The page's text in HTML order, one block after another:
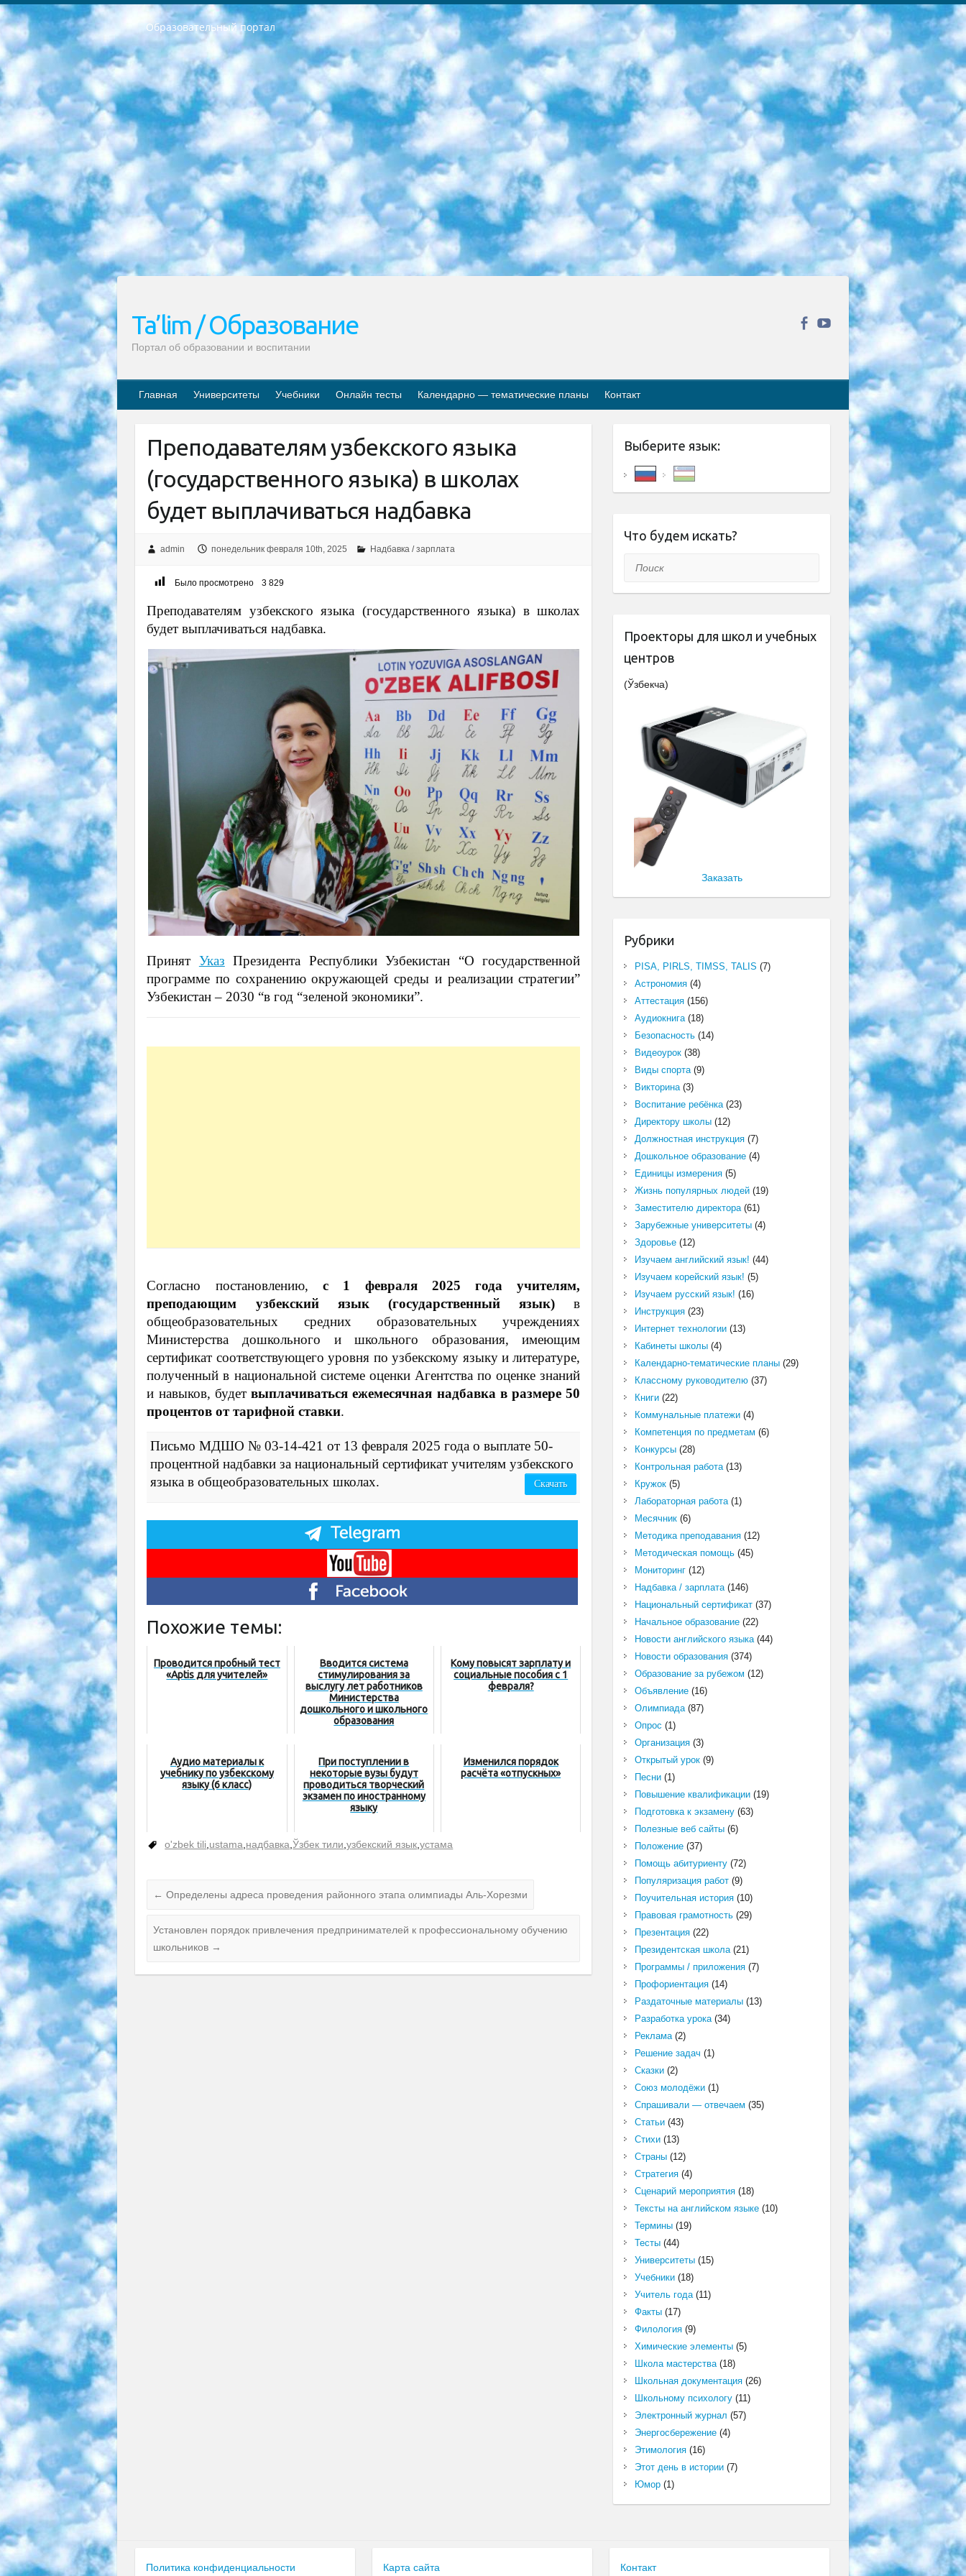
Образовательный портал
РЕСПУБЛИКА УЗБЕКИСТАН МИНИСТРЕРСТВО ДОШКОЛЬНОГО И ШКОЛЬНОГО ОБРАЗОВАНИЯ КОМАНДА в общеобразовательных учреждениях в 2023-2024 учебном году организация и проведение итоговой государственной аттестации обучающихся о Министра дошкольного и школьного образования Республики Узбекистан от 4 марта 2008 года (постановлением Минюста от 20 марта 2008 года № 1778 государственной регистрации) «Итоговое состояние учащихся общего среднего образования на основании положения об утверждении положения об аттестации общего среднего образования выпускной экзамен студентов в образовательных учреждениях в 2023-2024 учебном году В целях организации и прохождения аттестации приказываю: 1. Следующее: перечень предметов, по которым будет проводиться итоговая государственная аттестация и экзамен формы перевода согласно приложению 1; сертификаты международного образца, оценивающие уровень владения иностранными языками перечень согласно приложению 2; 2. Педагогический при специализированных образовательных учреждениях. научно-практический центр квалификации и международной оценки (Д.Давидова) 2024 г. До 25 марта: задания по предметам, по которым будет проводиться итоговая аттестация разработка и утверждение технических условий; итоговая аттестация на основании разработанного предметного задания разработка вопросов по предметам (устно и письменно), экзамен передача; общеобразовательные средние школы и специальные учебные заведения учащиеся выпускных классов школ и интернатов в агентской системе подготовка базы данных экзаменационных материалов и критериев оценки; перевод базы экзаменационных материалов на все языки обучения подать в Республиканский образовательный центр для изготовления; варианты экзаменов на основе разработанных контрольных материалов пусть будут поставлены задачи формирования. 3. Республиканский образовательный центр (Ш.Худайкулов) до 5 апреля 2024 года. до: база данных предоставленных экзаменационных материалов на все языки обучения перевод и экспертиза; для слепых, слабовидящих, глухих, слабослышащих и умственно отсталых детей учащиеся выпускных классов специализированных школ и школ-интернатов база данных экзаменационных материалов на всех преподаваемых языках подготовка критериев оценки; специализированные школы для умственно отсталых детей и технологии для учащихся выпускных классов школ-интернатов разработка соответствующих рекомендаций и критериев проведения ЕГЭ по естествознанию давать задания. 4. Педагогический при специализированных образовательных учреждениях. Научно-практический центр навыков и международной оценки (Д.Давидова), Республика образовательный центр (Худайкулов Ш.) итоговый государственный аттестационный экзамен ориентирован на творческое и логическое мышление при подготовке базы материалов учитывать введение заданий. 5. Следует отметить, что: сертификат государственного образца о знании общеобразовательного предмета и как минимум национальный уровень B1 по предметам на иностранных языках, указанным в Приложении 2. или международно признанный сертификат эквивалентного уровня студенты, изучающие определенный предмет, освобождаются от экзамена; по соответствующим предметам запланирована итоговая государственная аттестация за день до дня, путем жеребьевки Рабочей группой (в письменной форме по предметам, проводимым в форме) из числа сформированных вариантов выбрано 2 варианта; 2 выбранных варианта экзамена анонсированы на официальном сайте министерства и все выпускники по всей стране на основе этих вариантов проводит итоговую государственную аттестацию. 6. Государственное образование учащихся средних общеобразовательных учреждений. знания в соответствии с квалификационными требованиями, которые необходимо приобрести на основании стандартов итоговый (выпускной) контроль для 9 и 11 классов в целях тестирования Экзамены (далее – экзамены) состоят из предметов, перечисленных в приложении 1. будет сделано. 7. Экзамены пройдут с 26 мая по 15 июня 2024 г. (кроме науки физического воспитания). 8. Физическая для учащихся 9 классов общесредних образовательных учреждений. Экзамены по предмету «Образование, квалификация медицина» 1-6 мая 2024 года. сотрудники перевести под присмотр (с отклонениями в физическом или умственном развитии) специализированная школа для детей, школы-интернаты и со сколиозом школы-интернаты санаторного типа для больных детей исключены). 9. Он был слепым, слабовидящим и имел нарушения опорно-двигательного аппарата. экзамены в специализированных школах и интернатах для детей должны проводиться исходя из требований, предъявляемых к общеобразовательным учреждениям (физкультура кроме науки). 10. Специализированная школа для глухих и слабослышащих детей. и экзамены в интернатах и быть реализован в виде письменного теста по математике. 11. Специальность для умственно отсталых детей. Для 9 класса Родной язык и литературное письмо Государственный язык (язык обучения – узбекский). для неклассов) написано Математическое письмо Письменная/устная история Узбекистана Физическое воспитание практично Итоговый контроль Для 11 класса Написание родного языка и литературы (эссе) Математическое письмо Узбекский язык (обучение на узбекском языке) не посещающее общее среднее образование для учреждений)/Образовательное учреждение выбор письменный и устный Иностранный язык письменный/устный Письменная/устная история Узбекистана *По выбору студента:  Химия  Физика  Основы государственного права  География 10 бесплатных образовательных ресурсов - Мы составили подборку онлайн-проектов с интерактивными упражнениями, видеолекциями и статьями. Они помогут вам обрести новые и освежить старые знания бесплатно. 1. «ИНТУИТ» Старейшая образовательная площадка Рунета. Здесь вы найдёте сотни текстовых и видеокурсов на десятки различных тем — от программирования до психологии. Многие курсы подготовлены российскими университетами и крупными международными компаниями вроде Intel и Microsoft. Самостоятельное обучение бесплатное, но желающие могут оплатить услуги персональных наставников. 2. «Смартия» знакомит с актуальными профессиями и подсказывает, как им обучаться. Выбрав заинтересовавшую вас специальность — SMM-специалист, фотограф, веб-дизайнер или другую, — увидите список необходимых для неё умений. Чтобы вы могли освоить их самостоятельно, для каждого умения площадка отображает подборку ссылок на учебные материалы. Хотя «Смартия» ориентируется на русскоязычную аудиторию, часть контента всё же доступна только на английском. 3. «Лекторий Физтеха» Проект Московского физико-технического института (Физтеха). С его помощью вы можете смотреть онлайн серии лекций, записанные на видео в этом вузе. В числе доступных предметов — физика, биология, химия, информационные технологии и другие. К некоторым лекциям администрация ресурса прилагает готовые конспекты, которые можно скачивать в PDF-формате. 4. ITMOcourses Онлайн-площадка Санкт-Петербургского национального исследовательского университета информационных технологий, механики и оптики (ИТМО). Ресурс предоставляет свободный доступ к курсам, разработанным в этом вузе. Каталог материалов разбит на четыре категории: «Оптические системы и технологии», «Приборостроение и робототехника», «Информационные технологии» и «Биотехнологии». Курсы состоят из видеолекций, интерактивных демонстраций и заданий. 5. «КиберЛенинка» Электронная научная библиотека открытого доступа. Каталог площадки регулярно обрастает текстами статей из различных научных изданий. Сгруппированные по журналам и рубрикам публикации можно читать онлайн или скачивать целиком в PDF-формате. Проект нацелен на популяризацию науки за счёт открытого доступа к качественной информации. 6. «ПостНаука» На этом ресурсе публикуют подборки видеолекций, составленные экспертами из разных отраслей и объединённые общими темами. Среди них, к примеру, есть серии «Биоинформатика и геномика», «Культура средневековой Скандинавии» и Cinema Studies о теории кино. Каждая подборка лекций — логически связанная история, рассказанная экспертом от первого лица. Кроме того, на сайте появляются научно-образовательные статьи и тесты на разные темы. 7. «Newочём» Команда проекта «Newочём» отбирает самые интересные тексты из англоязычных СМИ и переводит те из них, за которые голосуют участники сообщества «ВКонтакте». По большей части это научно-популярные статьи. Редакторы придумывают лишь заголовки, в остальном содержание переводов соответствует оригиналам. Полные тексты можно читать прямо в социальной сети. 8. InternetUrok Онлайн-база материалов по основным дисциплинам школьной программы. Информация на сайте структурирована по классам, предметам и темам (урокам). Каждый урок состоит из видеолекций и конспектов. Есть также интерактивные тренажёры и тесты для закрепления пройденного материала. Даже если вы давно окончили школу, возможность повторить программу старших классов всегда может пригодиться. 9. Edutainme Ещё один ресурс об образовании. В отличие от Newtonew, как мне кажется, Edutainme больше ориентируется на представителей индустрии: педагогов, предпринимателей, разработчиков образовательных проектов. Но и любой, кто просто стремится к саморазвитию, найдёт на сайте много полезного и интересного для себя. Например, информацию о новых курсах и образовательных сервисах. 10. Newtonew Онлайн-медиа об образовании и обучении в широком смысле. Авторы Newtonew пишут об инструментах, заведениях, тактиках и стратегиях, которые помогают учить других и получать новые знания самостоятельно. На этой площадке вы найдёте новости, обзоры, аналитические мат
Ta’lim / Образование
Портал об образовании и воспитании
Главная Университеты Учебники Онлайн тесты Календарно — тематические планы Контакт
Преподавателям узбекского языка
(государственного языка) в школах
будет выплачиваться надбавка
admin понедельник февраля 10th, 2025 Надбавка / зарплата
Было просмотрено 3 829
Преподавателям узбекского языка (государственного языка) в школах
будет выплачиваться надбавка.
Принят Указ Президента Республики Узбекистан “О государственной
программе по сохранению окружающей среды и реализации стратегии”
Узбекистан – 2030 “в год “зеленой экономики”.
Согласно постановлению, с 1 февраля 2025 года учителям,
преподающим узбекский язык (государственный язык) в
общеобразовательных средних образовательных учреждениях
Министерства дошкольного и школьного образования, имеющим
сертификат соответствующего уровня по узбекскому языку и литературе,
полученный в национальной системе оценки Агентства по оценке знаний
и навыков, будетвыплачиваться ежемесячная надбавка в размере 50
процентов от тарифной ставки.
Письмо МДШО № 03-14-421 от 13 февраля 2025 года о выплате 50-
процентной надбавки за национальный сертификат учителям узбекского
языка в общеобразовательных школах.
Скачать
Похожие темы:
Проводится пробный тест
«Aptis для учителей»
Вводится система
стимулирования за
выслугу лет работников
Министерства
дошкольного и школьного
образования
Кому повысят зарплату и
социальные пособия с 1
февраля?
Аудио материалы к
учебнику по узбекскому
языку (6 класс)
При поступлении в
некоторые вузы будут
проводиться творческий
экзамен по иностранному
языку
Изменился порядок
расчёта «отпускных»
o'zbek tili ustama надбавка ,Ўзбек тили ,узбекский язык ,устама
← Определены адреса проведения районного этапа олимпиады Аль-Хорезми
Установлен порядок привлечения предпринимателей к профессиональному обучению
школьников →
Выберите язык:
Что будем искать?
Поиск
Проекторы для школ и учебных
центров
(Ўзбекча)
Заказать
Рубрики
PISA, PIRLS, TIMSS, TALIS (7)
Астрономия(4)
Аттестация(156)
Аудиокнига(18)
Безопасность(14)
Видеоурок(38)
Виды спорта(9)
Викторина(3)
Воспитание ребёнка(23)
Директору школы(12)
Должностная инструкция(7)
Дошкольное образование(4)
Единицы измерения(5)
Жизнь популярных людей(19)
Заместителю директора(61)
Зарубежные университеты(4)
Здоровье(12)
Изучаем английский язык! (44)
Изучаем корейский язык! (5)
Изучаем русский язык! (16)
Инструкция(23)
Интернет технологии(13)
Кабинеты школы(4)
Календарно-тематические планы(29)
Классному руководителю(37)
Книги(22)
Коммунальные платежи(4)
Компетенция по предметам (6)
Конкурсы(28)
Контрольная работа(13)
Кружок(5)
Лабораторная работа(1)
Месячник(6)
Методика преподавания(12)
Методическая помощь(45)
Мониторинг(12)
Надбавка / зарплата(146)
Национальный сертификат(37)
Начальное образование(22)
Новости английского языка(44)
Новости образования(374)
Образование за рубежом (12)
Объявление(16)
Олимпиада(87)
Опрос (1)
Организация(3)
Открытый урок(9)
Песни(1)
Повышение квалификации(19)
Подготовка к экзамену(63)
Полезные веб сайты(6)
Положение(37)
Помощь абитуриенту(72)
Популяризация работ(9)
Поучительная история(10)
Правовая грамотность(29)
Презентация(22)
Президентская школа(21)
Программы / приложения(7)
Профориентация(14)
Раздаточные материалы(13)
Разработка урока(34)
Реклама(2)
Решение задач (1)
Сказки(2)
Союз молодёжи(1)
Спрашивали — отвечаем (35)
Статьи(43)
Стихи(13)
Страны(12)
Стратегия(4)
Сценарий мероприятия(18)
Тексты на английском языке(10)
Термины(19)
Тесты(44)
Университеты(15)
Учебники(18)
Учитель года(11)
Факты(17)
Филология(9)
Химические элементы(5)
Школа мастерства(18)
Школьная документация(26)
Школьному психологу(11)
Электронный журнал (57)
Энергосбережение(4)
Этимология(16)
Этот день в истории(7)
Юмор(1)
Политика конфиденциальности Карта сайта Контакт